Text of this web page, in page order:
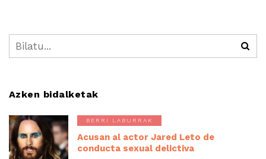
Azken bidalketak
BERRI LABURRAK
Acusan al actor Jared Leto de
conducta sexual delictiva